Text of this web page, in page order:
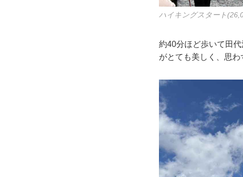
ハイキングスタート
約40分ほど歩いて田
がとても美しく、思わ